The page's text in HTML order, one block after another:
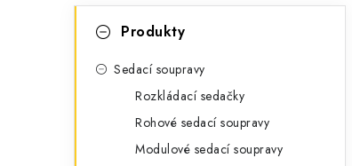
kategorieProdukty
Sedací soupravy
Rozkládací sedačky
Rohové sedací soupravy
Modulové sedací soupravy